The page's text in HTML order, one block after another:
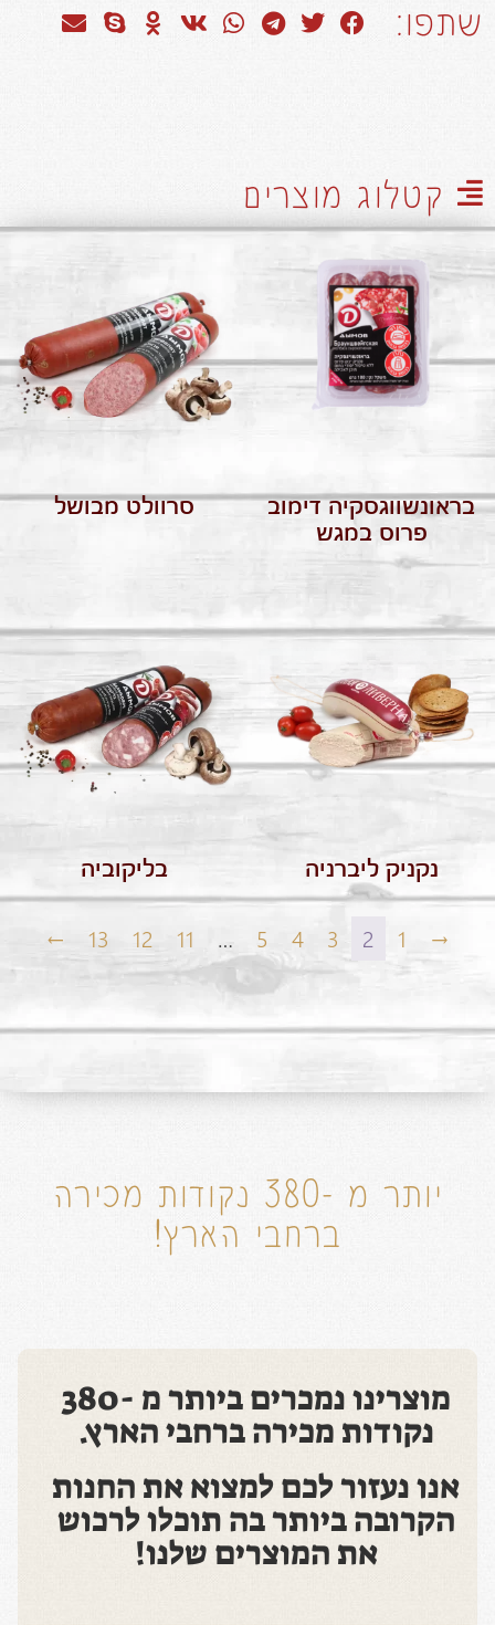
שתפו:
קטלוג מוצרים
בראונשווגסקיה דימוב
פרוס במגש
סרוולט מבושל
נקניק ליברניה בליקוביה
→
1
2
3
4
5
…
11
12
13
←
יותר מ -380 נקודות מכירה
ברחבי הארץ!
מוצרינו נמכרים ביותר מ -380
נקודות מכירה ברחבי הארץ.
אנו נעזור לכם למצוא את החנות
הקרובה ביותר בה תוכלו לרכוש
את המוצרים שלנו!